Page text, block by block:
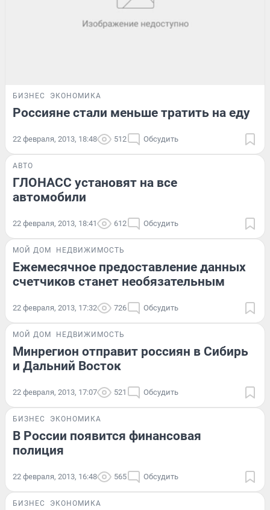
БИЗНЕС ЭКОНОМИКА
Россияне стали меньше тратить на еду
22 февраля, 2013, 18:48 512 Обсудить
АВТО
ГЛОНАСС установят на все
автомобили
22 февраля, 2013, 18:41 612 Обсудить
МОЙ ДОМ НЕДВИЖИМОСТЬ
Ежемесячное предоставление данных
счетчиков станет необязательным
22 февраля, 2013, 17:32 726 Обсудить
МОЙ ДОМ НЕДВИЖИМОСТЬ
Минрегион отправит россиян в Сибирь
и Дальний Восток
22 февраля, 2013, 17:07 521 Обсудить
БИЗНЕС ЭКОНОМИКА
В России появится финансовая
полиция
22 февраля, 2013, 16:48 565 Обсудить
БИЗНЕС ЭКОНОМИКА